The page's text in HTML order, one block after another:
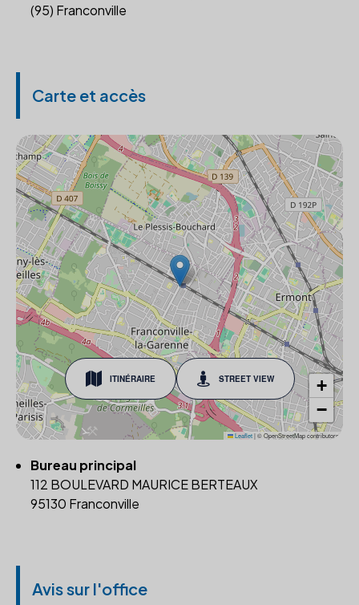
(95) Franconville
Carte et accès
ITINÉRAIRE STREET VIEW
+
−
Leaflet|© OpenStreetMap contributors
Bureau principal
112 BOULEVARD MAURICE BERTEAUX
95130 Franconville
Avis sur l'office